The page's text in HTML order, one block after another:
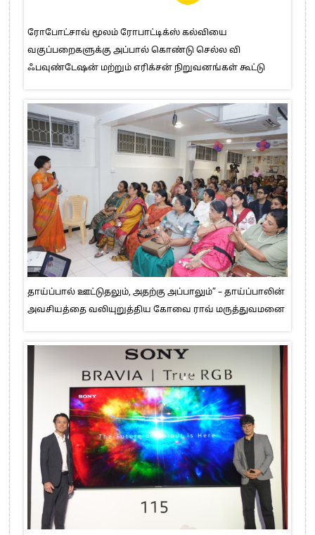
ரோபோட்சாவ் மூலம் ரோபாட்டிக்ஸ் கல்வியை
வகுப்பறைகளுக்கு அப்பால் கொண்டு செல்ல வி
ஃபவுண்டேஷன் மற்றும் எரிக்சன் நிறுவனங்கள் கூட்டு
தாய்ப்பால் ஊட்டுதலும், அதற்கு அப்பாலும்” – தாய்ப்பாலின்
அவசியத்தை வலியுறுத்திய கோவை ராவ் மருத்துவமனை